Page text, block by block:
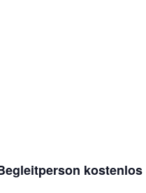
kostenlos